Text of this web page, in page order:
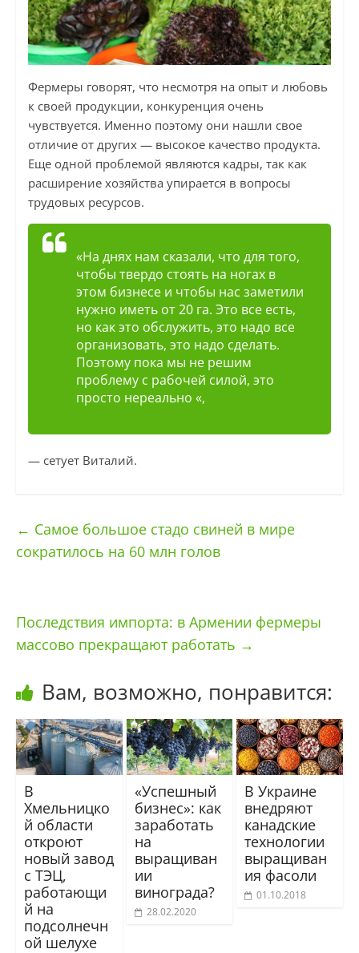
Фермеры говорят, что несмотря на опыт и любовь
к своей продукции, конкуренция очень
чувствуется. Именно поэтому они нашли свое
отличие от других — высокое качество продукта.
Еще одной проблемой являются кадры, так как
расширение хозяйства упирается в вопросы
трудовых ресурсов.
«На днях нам сказали, что для того,
чтобы твердо стоять на ногах в
этом бизнесе и чтобы нас заметили
нужно иметь от 20 га. Это все есть,
но как это обслужить, это надо все
организовать, это надо сделать.
Поэтому пока мы не решим
проблему с рабочей силой, это
просто нереально «,
— сетует Виталий.
← Самое большое стадо свиней в мире
сократилось на 60 млн голов
Последствия импорта: в Армении фермеры
массово прекращают работать →
Вам, возможно, понравится:
В
Хмельницко
й области
откроют
новый завод
с ТЭЦ,
работающи
й на
подсолнечн
ой шелухе
«Успешный
бизнес»: как
заработать
на
выращиван
ии
винограда?
28.02.2020
В Украине
внедряют
канадские
технологии
выращиван
ия фасоли
01.10.2018